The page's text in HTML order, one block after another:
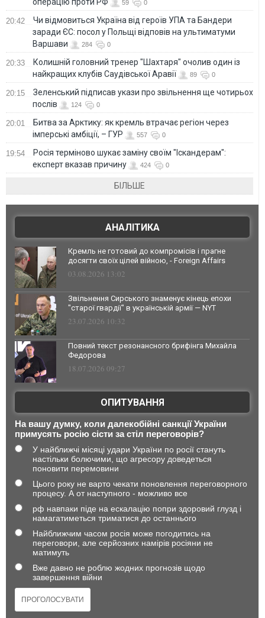
операцію проти РФ 59 0
20:42
Чи відмовиться Україна від героїв УПА та Бандери
заради ЄС: посол у Польщі відповів на ультиматуми
Варшави
284 0
20:33
Колишній головний тренер "Шахтаря" очолив один із
найкращих клубів Саудівської Аравії
89 0
20:15
Зеленський підписав укази про звільнення ще чотирьох
послів
124 0
20:01
Битва за Арктику: як кремль втрачає регіон через
імперські амбіції, – ГУР
557 0
19:54
Росія терміново шукає заміну своїм "Іскандерам":
експерт вказав причину
424 0
БІЛЬШЕ
АНАЛІТИКА
Кремль не готовий до компромісів і прагне
досягти своїх цілей війною, - Foreign Affairs
03.08.2026 13:02
Звільнення Сирського знаменує кінець епохи
"старої гвардії" в українській армії — NYT
23.07.2026 10:32
Повний текст резонансного брифінга Михайла
Федорова
18.07.2026 09:27
ОПИТУВАННЯ
На вашу думку, коли далекобійні санкції України
примусять росію сісти за стіл переговорів?
У найближчі місяці удари України по росії стануть
настільки болючими, що агресору доведеться
поновити перемовини
Цього року не варто чекати поновлення переговорного
процесу. А от наступного - можливо все
рф навпаки піде на ескалацію попри здоровий глузд і
намагатиметься триматися до останнього
Найближчим часом росія може погодитись на
переговори, але серйозних намірів росіяни не
матимуть
Вже давно не роблю жодних прогнозів щодо
завершення війни